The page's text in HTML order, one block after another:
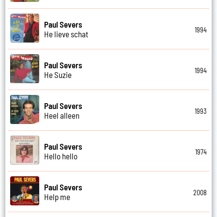
Paul Severs
He lieve schat
1994
Paul Severs
He Suzie
1994
Paul Severs
Heel alleen
1993
Paul Severs
Hello hello
1974
Paul Severs
Help me
2008